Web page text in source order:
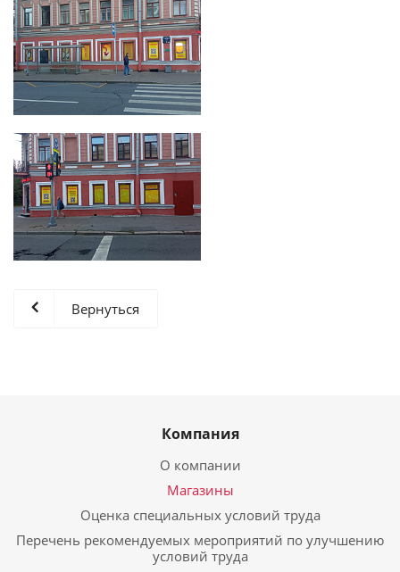
Вернуться
Компания
О компании
Магазины
Оценка специальных условий труда
Перечень рекомендуемых мероприятий по улучшению
условий труда